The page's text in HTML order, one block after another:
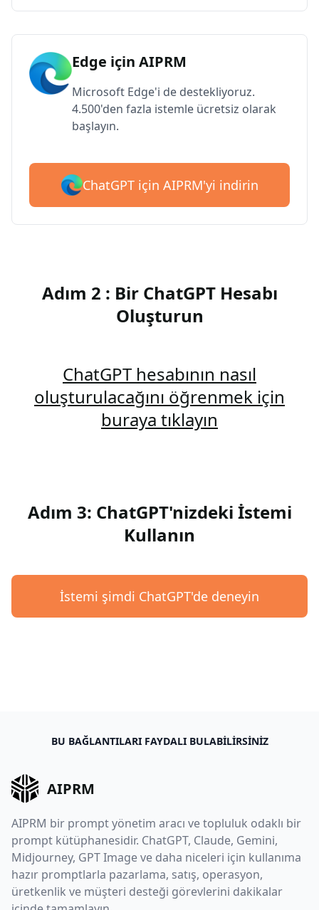
Edge için AIPRM
Microsoft Edge'i de destekliyoruz.
4.500'den fazla istemle ücretsiz olarak
başlayın.
ChatGPT için AIPRM'yi indirin
Adım 2 : Bir ChatGPT Hesabı
Oluşturun
ChatGPT hesabının nasıl
oluşturulacağını öğrenmek için
buraya tıklayın
Adım 3: ChatGPT'nizdeki İstemi
Kullanın
İstemi şimdi ChatGPT'de deneyin
BU BAĞLANTILARI FAYDALI BULABILIRSINIZ
AIPRM
AIPRM bir prompt yönetim aracı ve topluluk odaklı bir
prompt kütüphanesidir. ChatGPT, Claude, Gemini,
Midjourney, GPT Image ve daha niceleri için kullanıma
hazır promptlarla pazarlama, satış, operasyon,
üretkenlik ve müşteri desteği görevlerini dakikalar